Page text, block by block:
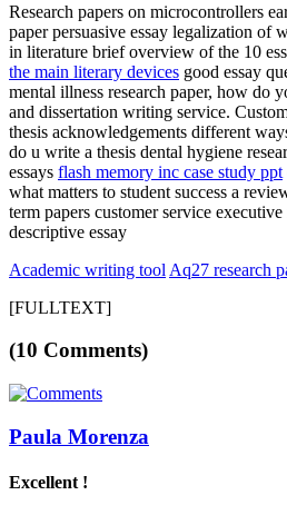
Research papers on microcontrollers
paper persuasive essay legalization of
in literature brief overview of the 10
the main literary devices good essay
mental illness research paper, how do
and dissertation writing service.
thesis acknowledgements different
do u write a thesis dental hygiene
essays flash memory inc case study ppt
what matters to student success a
term papers customer service
descriptive essay
Academic writing tool Aq27 research
[FULLTEXT]
(10 Comments)
Paula Morenza
Excellent !